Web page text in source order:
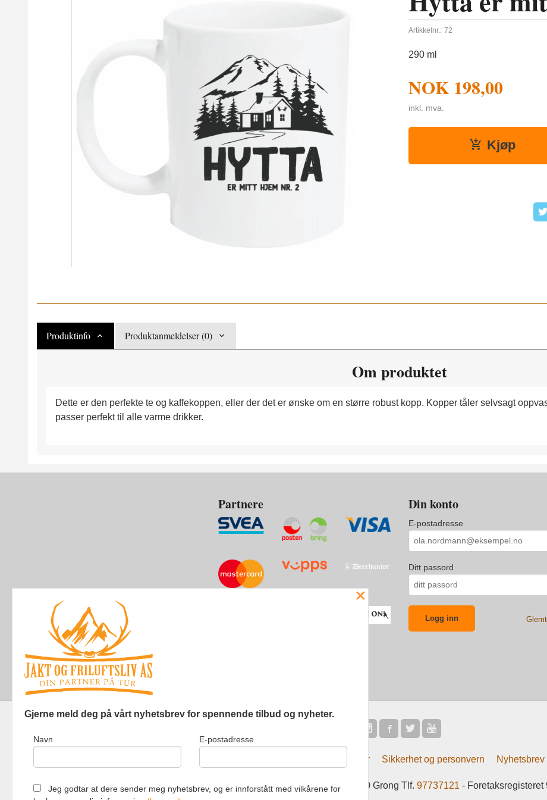
Artikkelnr.: 72
290 ml
NOK 198,00
inkl. mva.
Kjøp
Produktinfo Produktanmeldelser (0)
Om produktet
Dette er den perfekte te og kaffekoppen, eller der det er ønske om en større robust kopp. Kopper tåler selvsagt
passer perfekt til alle varme drikker.
Partnere Din konto
E-postadresse
Ditt passord
Kjøpsbetingelser Sikkerhet og personvern Nyhetsbrev
Jakt og Friluftsliv AS Eliasmoen 4 7870 Grong Tlf. 97737121 - Foretaksregisteret
×
Gjerne meld deg på vårt nyhetsbrev for spennende tilbud og nyheter.
Navn E-postadresse
Jeg godtar at dere sender meg nyhetsbrev, og er innforstått med vilkårene for